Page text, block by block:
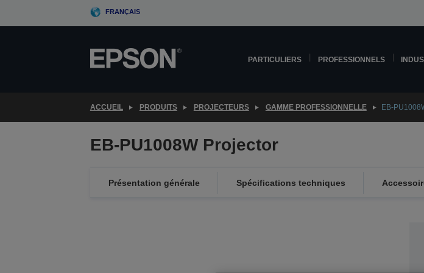
FRANÇAIS
PARTICULIERS PROFESSIONNELS
ACCUEIL PRODUITS PROJECTEURS GAMME PROFESSIONNELLE EB-
EB-PU1008W Projector
Présentation générale Spécifications techniques